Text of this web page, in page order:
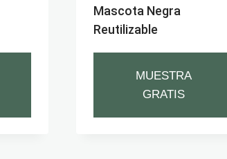
Mascota Negra
Reutilizable
MUESTRA
GRATIS